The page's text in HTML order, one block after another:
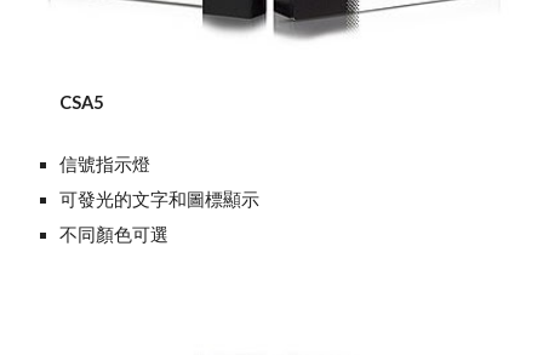
CSA5
信號指示燈
可發光的文字和圖標顯示
不同顏色可選